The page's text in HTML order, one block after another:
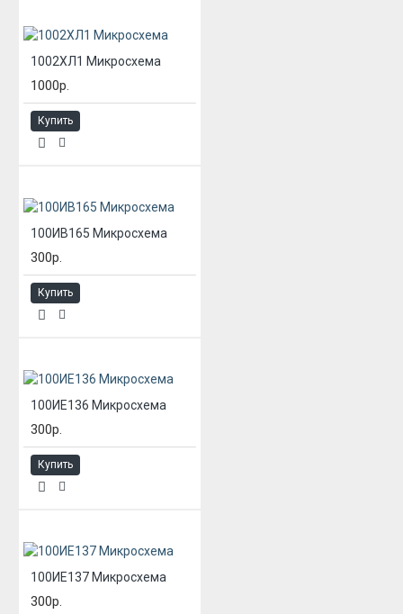
1002ХЛ1 Микросхема
1000р.
Купить
100ИВ165 Микросхема
300р.
Купить
100ИЕ136 Микросхема
300р.
Купить
100ИЕ137 Микросхема
300р.